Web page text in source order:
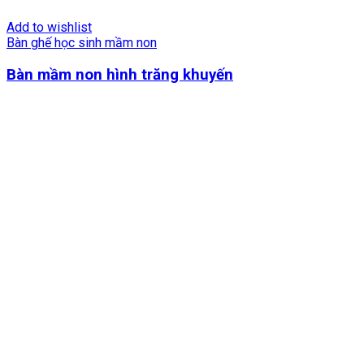
Add to wishlist
Bàn ghế học sinh mầm non
Bàn mầm non hình trăng khuyến